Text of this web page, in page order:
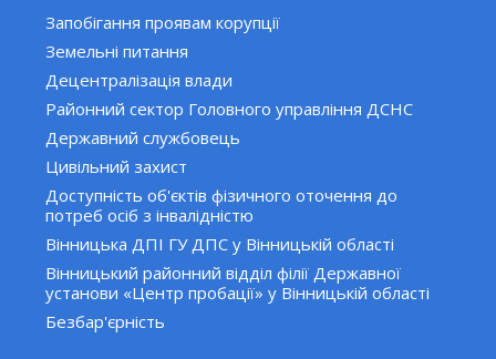
Запобігання проявам корупції
Земельні питання
Децентралізація влади
Районний сектор Головного управління ДСНС
Державний службовець
Цивільний захист
Доступність об'єктів фізичного оточення до
потреб осіб з інвалідністю
Вінницька ДПІ ГУ ДПС у Вінницькій області
Вінницький районний відділ філії Державної
установи «Центр пробації» у Вінницькій області
Безбар'єрність